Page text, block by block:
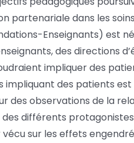
dans les
Enseignants) est
des directions
impliquer des
des patients est
des observations de la
des différents
sur les effets